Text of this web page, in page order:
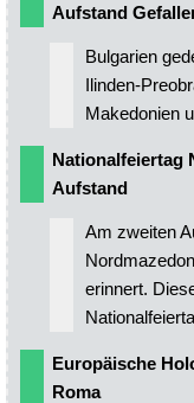
Aufstand
Bulgarien
Ilinden-
Makedonien
Nationalfeiertag
Aufstand
Am zweiten
erinnert.
Europäische
Roma